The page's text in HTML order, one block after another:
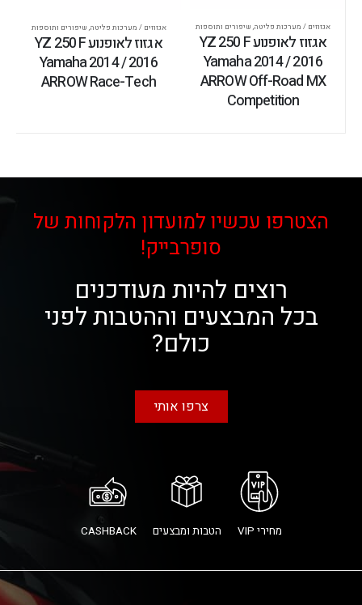
אגזוזים / מערכות פליטה, שיפורים ותוספות
אגזוז לאופנוע YZ 250 F
Yamaha 2014 / 2016
ARROW Off-Road MX
Competition
אגזוזים / מערכות פליטה, שיפורים ותוספות
אגזוז לאופנוע YZ 250 F
Yamaha 2014 / 2016
ARROW Race-Tech
הצטרפו עכשיו למועדון הלקוחות של
סופרבייק!
רוצים להיות מעודכנים
בכל המבצעים וההטבות לפני
כולם?
צרפו אותי
מחירי VIP הטבות ומבצעים CASHBACK